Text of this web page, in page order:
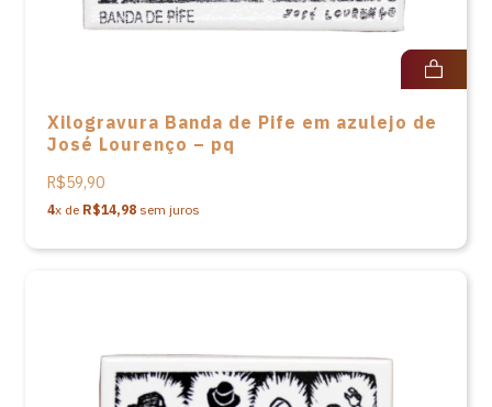
Xilogravura Banda de Pife em azulejo de
José Lourenço – pq
R$59,90
4x de R$14,98 sem juros